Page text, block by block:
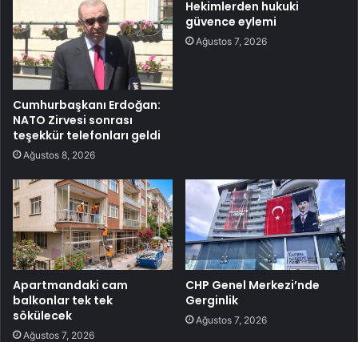
Cumhurbaşkanı Erdoğan:
NATO Zirvesi sonrası
teşekkür telefonları geldi
Ağustos 8, 2026
Hekimlerden hukuki
güvence eylemi
Ağustos 7, 2026
Apartmandaki cam
balkonlar tek tek
sökülecek
Ağustos 7, 2026
CHP Genel Merkezi’nde
Gerginlik
Ağustos 7, 2026